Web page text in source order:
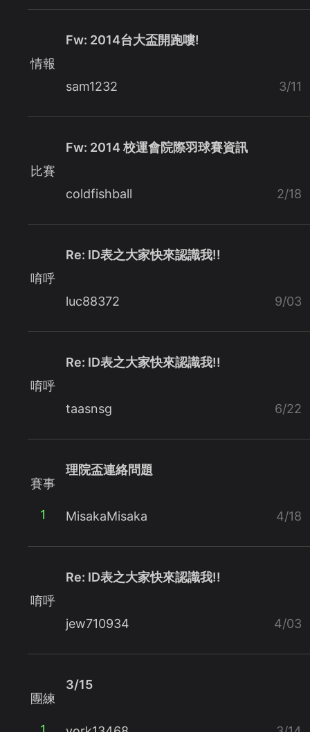
情報
Fw: 2014台大盃開跑嘍!
sam1232 3/11
比賽
Fw: 2014 校運會院際羽球賽資訊
coldfishball 2/18
唷呼
Re: ID表之大家快來認識我!!
luc88372 9/03
唷呼
Re: ID表之大家快來認識我!!
taasnsg 6/22
賽事
1
理院盃連絡問題
MisakaMisaka 4/18
唷呼
Re: ID表之大家快來認識我!!
jew710934 4/03
團練
3/15